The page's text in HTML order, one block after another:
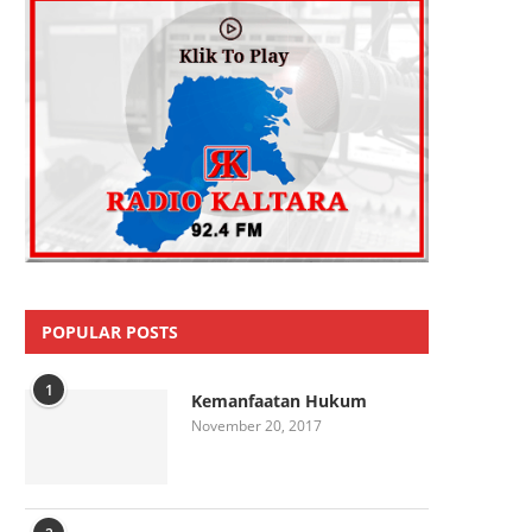
POPULAR POSTS
1 Kemanfaatan Hukum
November 20, 2017